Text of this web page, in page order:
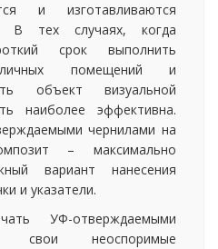
и изготавливаются
В тех случаях, когда
срок выполнить
помещений и
объект визуальной
наиболее эффективна.
чернилами на
– максимально
вариант нанесения
и указатели.
УФ-отверждаемыми
свои неоспоримые